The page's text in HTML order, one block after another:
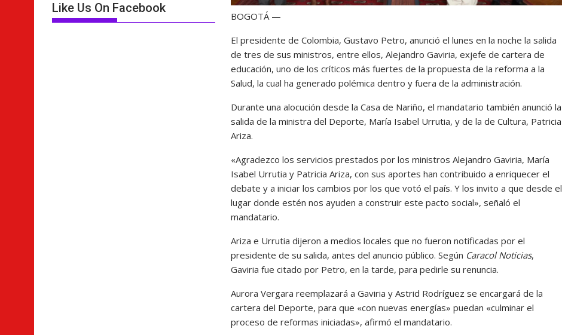
BOGOTÁ —
El presidente de Colombia, Gustavo Petro, anunció el lunes en la noche la salida
de tres de sus ministros, entre ellos, Alejandro Gaviria, exjefe de cartera de
educación, uno de los críticos más fuertes de la propuesta de la reforma a la
Salud, la cual ha generado polémica dentro y fuera de la administración.
Durante una alocución desde la Casa de Nariño, el mandatario también anunció la
salida de la ministra del Deporte, María Isabel Urrutia, y de la de Cultura, Patricia
Ariza.
«Agradezco los servicios prestados por los ministros Alejandro Gaviria, María
Isabel Urrutia y Patricia Ariza, con sus aportes han contribuido a enriquecer el
debate y a iniciar los cambios por los que votó el país. Y los invito a que desde el
lugar donde estén nos ayuden a construir este pacto social», señaló el
mandatario.
Ariza e Urrutia dijeron a medios locales que no fueron notificadas por el
presidente de su salida, antes del anuncio público. Según Caracol Noticias,
Gaviria fue citado por Petro, en la tarde, para pedirle su renuncia.
Aurora Vergara reemplazará a Gaviria y Astrid Rodríguez se encargará de la
cartera del Deporte, para que «con nuevas energías» puedan «culminar el
proceso de reformas iniciadas», afirmó el mandatario.
Like Us On Facebook